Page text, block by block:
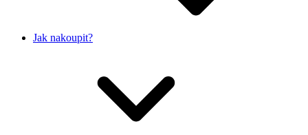
Jak nakoupit?